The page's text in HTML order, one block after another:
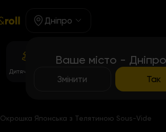
Дніпро
Ваше місто -
Змінити Так
Дитяче Меню
Окрошка Японська з Телятиною Sous-Vide